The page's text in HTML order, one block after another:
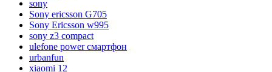
sony
Sony ericsson G705
Sony Ericsson w995
sony z3 compact
ulefone power смартфон
urbanfun
xiaomi 12